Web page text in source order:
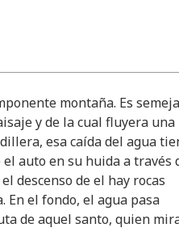
montaña. Es
y de la cual fluyera una
esa caída del agua
auto en su huida a través
el descenso de el hay rocas
En el fondo, el agua pasa
de aquel santo, quien